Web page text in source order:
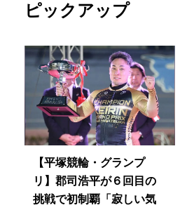
ピックアップ
【平塚競輪・グランプ
リ】郡司浩平が６回目の
挑戦で初制覇「寂しい気